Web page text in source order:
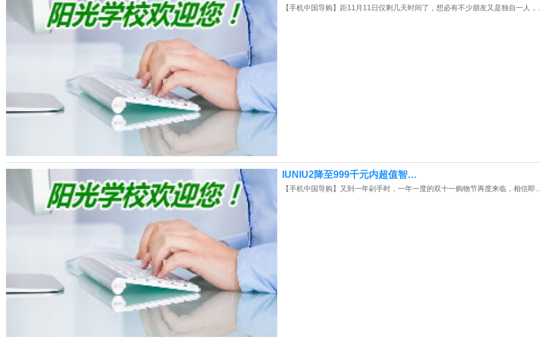
【手机中国导购】距11月11日仅剩几天时间了，想必有不少朋友又是独自一人
IUNIU2降至999千元内超值智…
【手机中国导购】又到一年剁手时，一年一度的双十一购物节再度来临，相信即